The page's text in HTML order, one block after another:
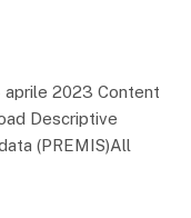
aprile 2023 Content
Descriptive
(PREMIS)All